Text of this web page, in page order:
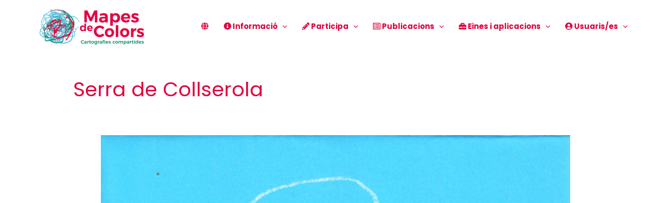
Informació Participa Publicacions Eines i aplicacions Usuaris/es
Serra de Collserola
Papallones